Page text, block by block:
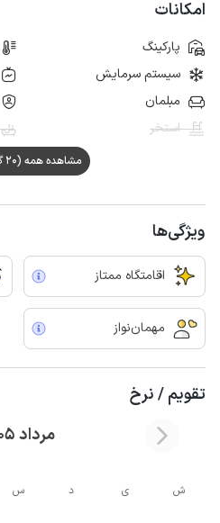
امکانات
پارکینگ
سیستم سرمایش
مبلمان
استخر
مشاهده همه (20 گزینه)
ویژگی‌ها
اقامتگاه ممتاز
مهمان‌نواز
تقویم / نرخ
مرداد 1405
ش ی د س